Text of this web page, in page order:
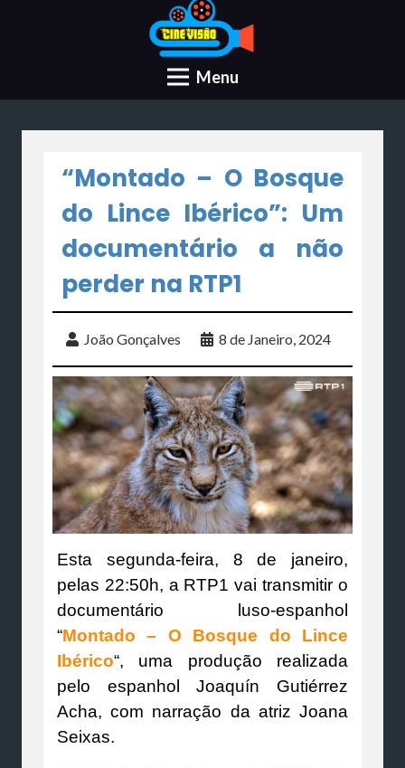
Menu
“Montado – O Bosque
do Lince Ibérico”: Um
documentário a não
perder na RTP1
João Gonçalves 8 de Janeiro, 2024
Esta segunda-feira, 8 de janeiro,
pelas 22:50h, a RTP1 vai transmitir o
documentário luso-espanhol
“Montado – O Bosque do Lince
Ibérico“, uma produção realizada
pelo espanhol Joaquín Gutiérrez
Acha, com narração da atriz Joana
Seixas.